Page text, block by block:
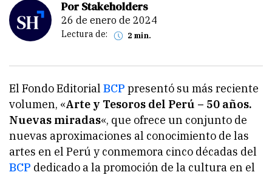
Por Stakeholders
26 de enero de 2024
Lectura de: 2 min.
El Fondo Editorial BCP presentó su más reciente
volumen, «Arte y Tesoros del Perú – 50 años.
Nuevas miradas«, que ofrece un conjunto de
nuevas aproximaciones al conocimiento de las
artes en el Perú y conmemora cinco décadas del
BCP dedicado a la promoción de la cultura en el